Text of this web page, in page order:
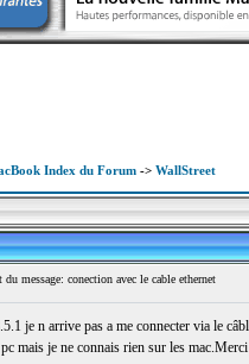
Index du Forum-> WallStreet
message: conection avec le cable ethernet
je n arrive pas a me connecter via le
mais je ne connais rien sur les